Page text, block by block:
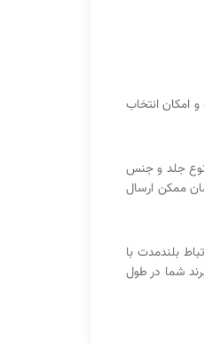
امکان انتخاب
نوع جلد و جنس
ممکن ارسال
بلندمدت با
شما در طول